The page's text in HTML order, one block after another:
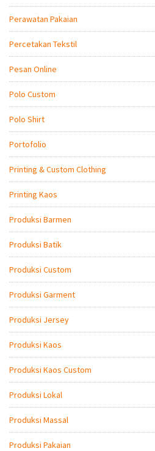
Perawatan Pakaian
Percetakan Tekstil
Pesan Online
Polo Custom
Polo Shirt
Portofolio
Printing & Custom Clothing
Printing Kaos
Produksi Barmen
Produksi Batik
Produksi Custom
Produksi Garment
Produksi Jersey
Produksi Kaos
Produksi Kaos Custom
Produksi Lokal
Produksi Massal
Produksi Pakaian